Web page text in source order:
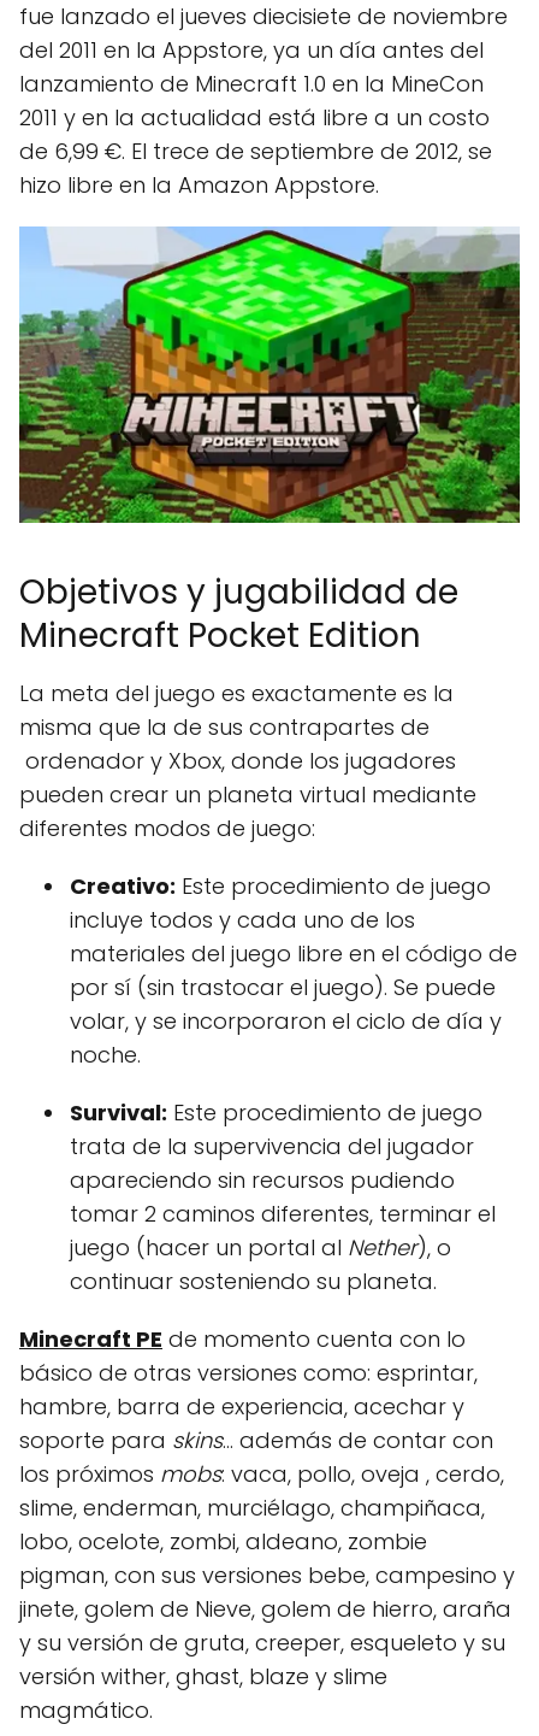
fue lanzado el jueves diecisiete de noviembre
del 2011 en la Appstore, ya un día antes del
lanzamiento de Minecraft 1.0 en la MineCon
2011 y en la actualidad está libre a un costo
de 6,99 €. El trece de septiembre de 2012, se
hizo libre en la Amazon Appstore.
Objetivos y jugabilidad de
Minecraft Pocket Edition
La meta del juego es exactamente es la
misma que la de sus contrapartes de
ordenador y Xbox, donde los jugadores
pueden crear un planeta virtual mediante
diferentes modos de juego:
Creativo: Este procedimiento de juego
incluye todos y cada uno de los
materiales del juego libre en el código de
por sí (sin trastocar el juego). Se puede
volar, y se incorporaron el ciclo de día y
noche.
Survival: Este procedimiento de juego
trata de la supervivencia del jugador
apareciendo sin recursos pudiendo
tomar 2 caminos diferentes, terminar el
juego (hacer un portal al Nether), o
continuar sosteniendo su planeta.
Minecraft PE de momento cuenta con lo
básico de otras versiones como: esprintar,
hambre, barra de experiencia, acechar y
soporte para skins… además de contar con
los próximos mobs: vaca, pollo, oveja , cerdo,
slime, enderman, murciélago, champiñaca,
lobo, ocelote, zombi, aldeano, zombie
pigman, con sus versiones bebe, campesino y
jinete, golem de Nieve, golem de hierro, araña
y su versión de gruta, creeper, esqueleto y su
versión wither, ghast, blaze y slime
magmático.